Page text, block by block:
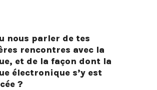
nous parler de tes
rencontres avec la
et de la façon dont la
électronique s’y est
?